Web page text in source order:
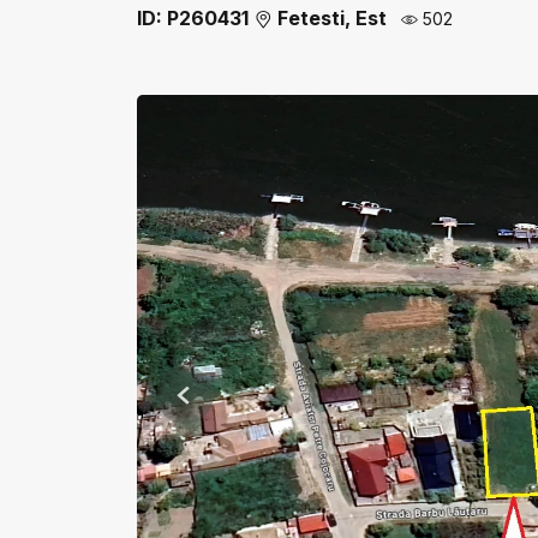
ID: P260431 Fetesti, Est 502
Previous